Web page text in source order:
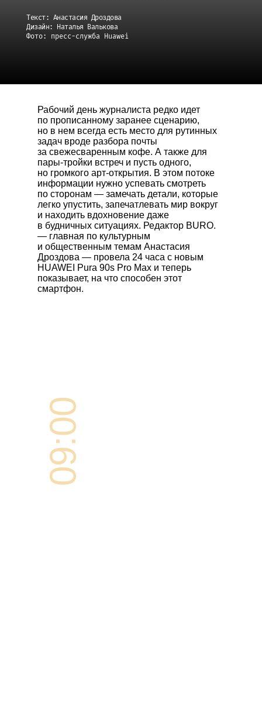
Текст: Анастасия Дроздова
Дизайн: Наталья Валькова
Фото: пресс-служба Huawei
Рабочий день журналиста редко идет
по прописанному заранее сценарию,
но в нем всегда есть место для рутинных
задач вроде разбора почты
за свежесваренным кофе. А также для
пары-тройки встреч и пусть одного,
но громкого арт-открытия. В этом потоке
информации нужно успевать смотреть
по сторонам — замечать детали, которые
легко упустить, запечатлевать мир вокруг
и находить вдохновение даже
в будничных ситуациях. Редактор BURO.
— главная по культурным
и общественным темам Анастасия
Дроздова — провела 24 часа с новым
HUAWEI Pura 90s Pro Max и теперь
показывает, на что способен этот
смартфон.
09:00